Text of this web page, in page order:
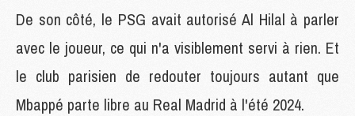
De son côté, le PSG avait autorisé Al Hilal à parler
avec le joueur, ce qui n'a visiblement servi à rien. Et
le club parisien de redouter toujours autant que
Mbappé parte libre au Real Madrid à l'été 2024.